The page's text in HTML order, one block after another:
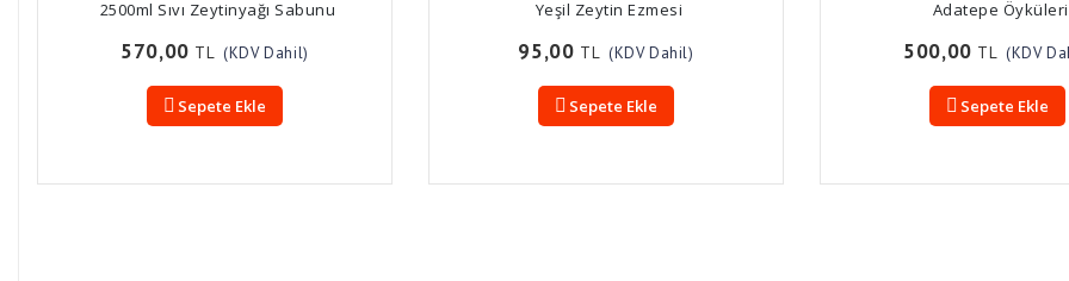
2500ml Sıvı Zeytinyağı Sabunu
570,00 TL (KDV Dahil)
Sepete Ekle
Yeşil Zeytin Ezmesi
95,00 TL (KDV Dahil)
Sepete Ekle
Adatepe Öyküleri
500,00 TL (KDV
Sepete Ekle